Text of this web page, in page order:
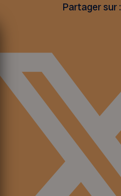
Partager sur :